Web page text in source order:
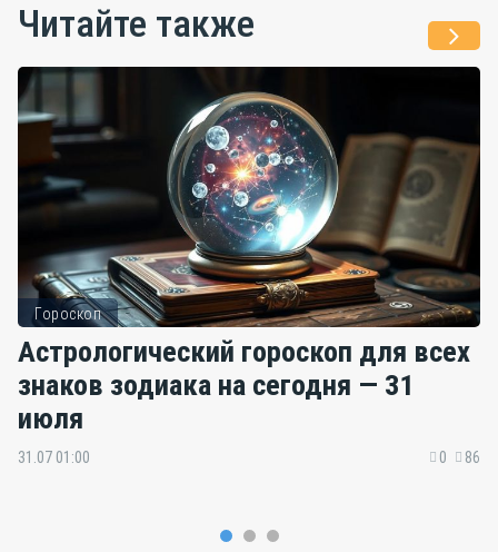
Читайте также
Гороскоп
Астрологический гороскоп для всех
знаков зодиака на сегодня — 31
июля
31.07 01:00 0 86